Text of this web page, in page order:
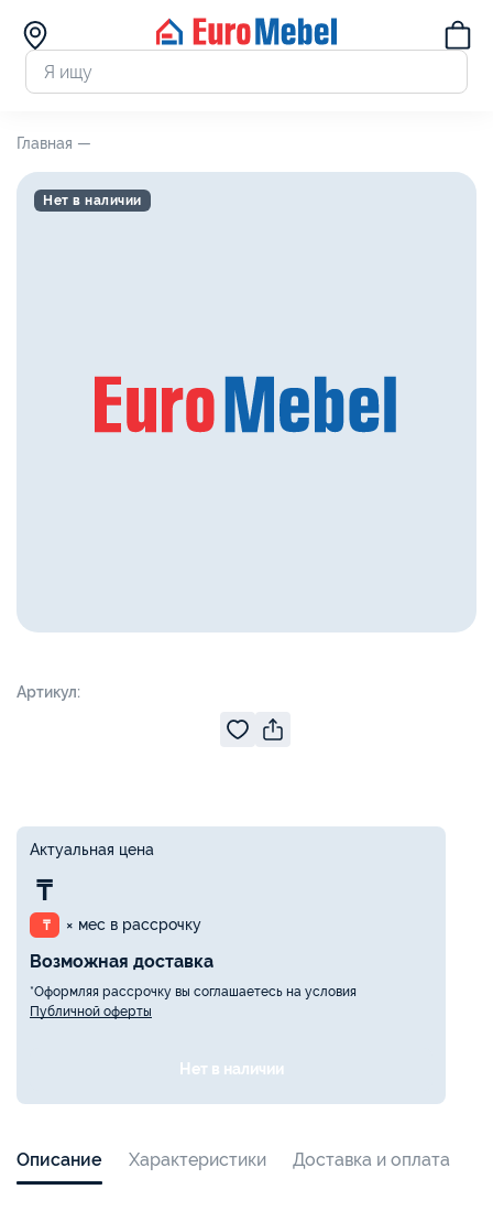
Главная —
Артикул:
Нет в наличии
Актуальная цена
₸
₸ × мес в рассрочку
Возможная доставка
*Оформляя рассрочку вы соглашаетесь на условия
Публичной оферты
Нет в наличии
Описание Характеристики Доставка и оплата